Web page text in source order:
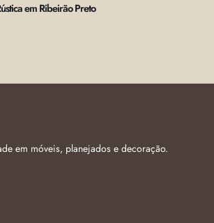
em Ribeirão Preto
em móveis, planejados e decoração.